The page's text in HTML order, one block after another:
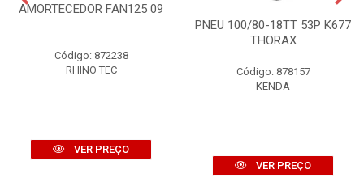
AMORTECEDOR FAN125 09
Código: 872238
RHINO TEC
VER PREÇO
PNEU 100/80-18TT 53P K677
THORAX
Código: 878157
KENDA
VER PREÇO